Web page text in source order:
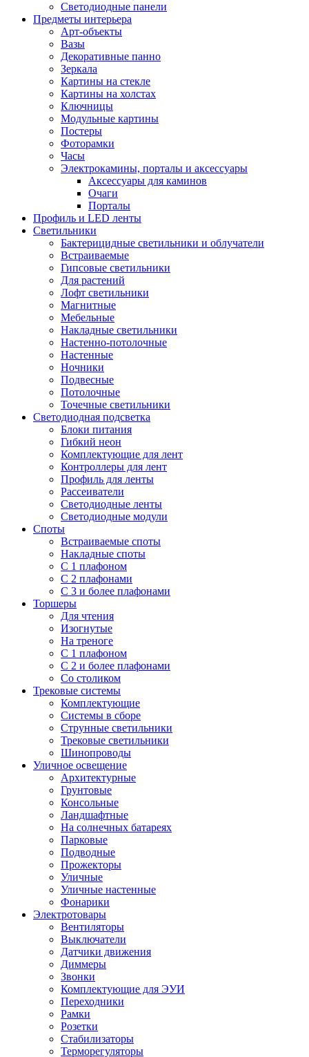
Светодиодные панели
Предметы интерьера
Арт-объекты
Вазы
Декоративные панно
Зеркала
Картины на стекле
Картины на холстах
Ключницы
Модульные картины
Постеры
Фоторамки
Часы
Электрокамины, порталы и аксессуары
Аксессуары для каминов
Очаги
Порталы
Профиль и LED ленты
Светильники
Бактерицидные светильники и облучатели
Встраиваемые
Гипсовые светильники
Для растений
Лофт светильники
Магнитные
Мебельные
Накладные светильники
Настенно-потолочные
Настенные
Ночники
Подвесные
Потолочные
Точечные светильники
Светодиодная подсветка
Блоки питания
Гибкий неон
Комплектующие для лент
Контроллеры для лент
Профиль для ленты
Рассеиватели
Светодиодные ленты
Светодиодные модули
Споты
Встраиваемые споты
Накладные споты
С 1 плафоном
С 2 плафонами
С 3 и более плафонами
Торшеры
Для чтения
Изогнутые
На треноге
С 1 плафоном
С 2 и более плафонами
Со столиком
Трековые системы
Комплектующие
Системы в сборе
Струнные светильники
Трековые светильники
Шинопроводы
Уличное освещение
Архитектурные
Грунтовые
Консольные
Ландшафтные
На солнечных батареях
Парковые
Подводные
Прожекторы
Уличные
Уличные настенные
Фонарики
Электротовары
Вентиляторы
Выключатели
Датчики движения
Диммеры
Звонки
Комплектующие для ЭУИ
Переходники
Рамки
Розетки
Стабилизаторы
Терморегуляторы